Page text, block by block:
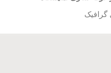
گرافیک